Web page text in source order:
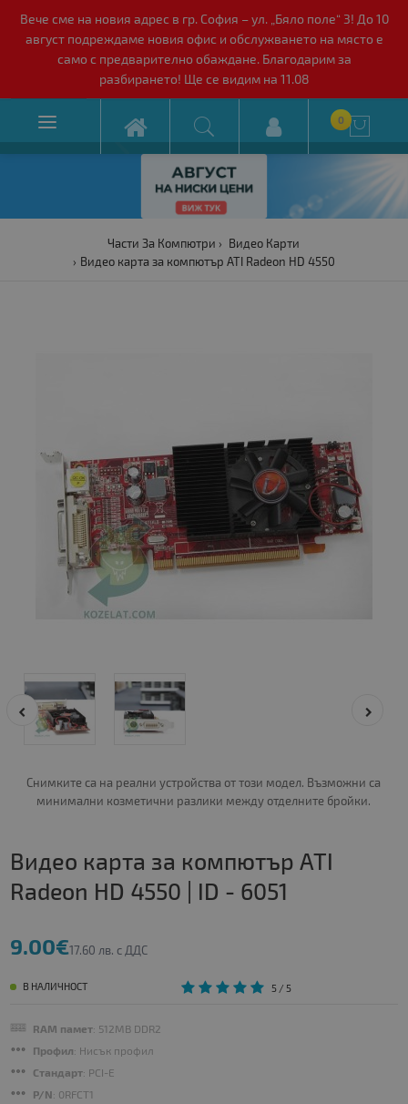
Вече сме на новия адрес в гр. София – ул. „Бяло поле“ 3! До 10
август подреждаме новия офис и обслужването на място е
само с предварително обаждане. Благодарим за
разбирането! Ще се видим на 11.08
 0 
Части За Компютри
Видео Карти
Видео карта за компютър ATI Radeon HD 4550
Снимките са на реални устройства от този модел. Възможни са
минимални козметични разлики между отделните бройки.
Видео карта за компютър ATI
Radeon HD 4550 | ID - 6051
9.00€17.60 лв. с ДДС
В НАЛИЧНОСТ 5/ 5
RAM памет: 512MB DDR2
Профил: Нисък профил
Стандарт: PCI-E
P/N: 0RFCT1